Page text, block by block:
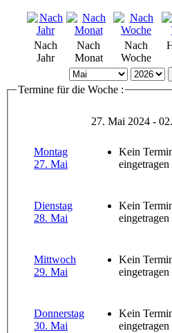
Nach
Jahr
Nach
Monat
Nach
Woche
Termine für die Woche :
27. Mai 2024 -
Montag
27. Mai
Kein
eingetragen
Dienstag
28. Mai
Kein
eingetragen
Mittwoch
29. Mai
Kein
eingetragen
Donnerstag
30. Mai
Kein
eingetragen